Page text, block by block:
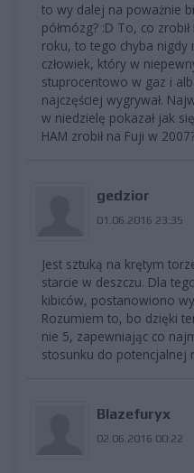
to wy dalej na poważnie
półmózg? :D To, co
roku, to tego chyba
człowiek, który w
stuprocentowo w gaz i
najczęściej wygrywał.
w niedzielę pokazał jak
HAM zrobił na Fuji w
gedzior
01.06.2016 23:35
Jest sztuką na krętym
starcie w deszczu. Dla
kibiców, postanowiono
Rozumiem to, bo dzięki
nie 5, zapewniając co
stosunku do potencjalnej
Blazefuryx
02.06.2016 00:22